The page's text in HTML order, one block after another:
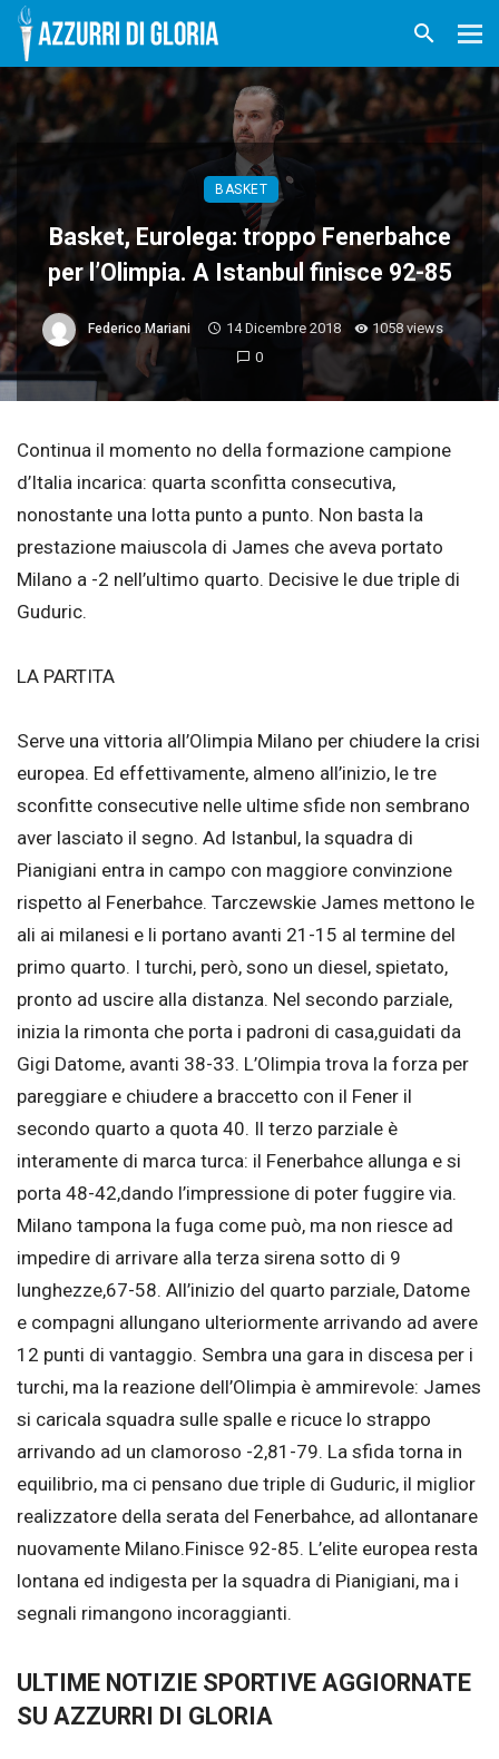
BASKET
Basket, Eurolega: troppo Fenerbahce
per l’Olimpia. A Istanbul finisce 92-85
Federico Mariani 14 Dicembre 2018
1058 views
0
Continua il momento no della formazione campione
d’Italia incarica: quarta sconfitta consecutiva,
nonostante una lotta punto a punto. Non basta la
prestazione maiuscola di James che aveva portato
Milano a -2 nell’ultimo quarto. Decisive le due triple di
Guduric.
LA PARTITA
Serve una vittoria all’Olimpia Milano per chiudere la crisi
europea. Ed effettivamente, almeno all’inizio, le tre
sconfitte consecutive nelle ultime sfide non sembrano
aver lasciato il segno. Ad Istanbul, la squadra di
Pianigiani entra in campo con maggiore convinzione
rispetto al Fenerbahce. Tarczewskie James mettono le
ali ai milanesi e li portano avanti 21-15 al termine del
primo quarto. I turchi, però, sono un diesel, spietato,
pronto ad uscire alla distanza. Nel secondo parziale,
inizia la rimonta che porta i padroni di casa,guidati da
Gigi Datome, avanti 38-33. L’Olimpia trova la forza per
pareggiare e chiudere a braccetto con il Fener il
secondo quarto a quota 40. Il terzo parziale è
interamente di marca turca: il Fenerbahce allunga e si
porta 48-42,dando l’impressione di poter fuggire via.
Milano tampona la fuga come può, ma non riesce ad
impedire di arrivare alla terza sirena sotto di 9
lunghezze,67-58. All’inizio del quarto parziale, Datome
e compagni allungano ulteriormente arrivando ad avere
12 punti di vantaggio. Sembra una gara in discesa per i
turchi, ma la reazione dell’Olimpia è ammirevole: James
si caricala squadra sulle spalle e ricuce lo strappo
arrivando ad un clamoroso -2,81-79. La sfida torna in
equilibrio, ma ci pensano due triple di Guduric, il miglior
realizzatore della serata del Fenerbahce, ad allontanare
nuovamente Milano.Finisce 92-85. L’elite europea resta
lontana ed indigesta per la squadra di Pianigiani, ma i
segnali rimangono incoraggianti.
ULTIME NOTIZIE SPORTIVE AGGIORNATE
SU AZZURRI DI GLORIA